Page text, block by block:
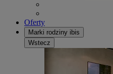
Oferty
Marki rodziny ibis
Wstecz